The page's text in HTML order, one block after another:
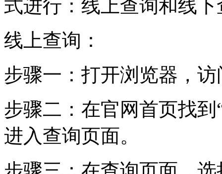
式进行：线上查询和线下
线上查询：
步骤一：打开浏览器，
步骤二：在官网首页找
进入查询页面。